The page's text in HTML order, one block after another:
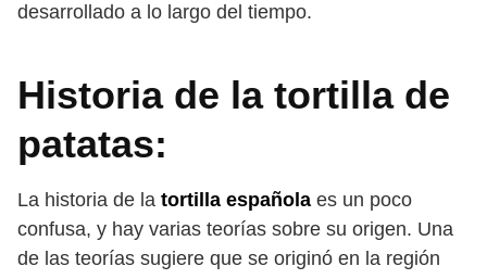
desarrollado a lo largo del tiempo.
Historia de la tortilla de
patatas:
La historia de la tortilla española es un poco
confusa, y hay varias teorías sobre su origen. Una
de las teorías sugiere que se originó en la región